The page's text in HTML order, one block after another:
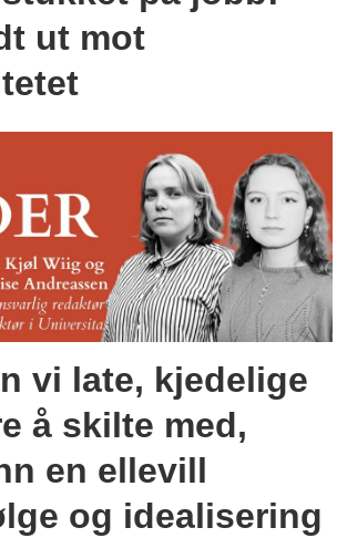
ut mot
vi late, kjedelige
å skilte med,
en ellevill
og idealisering